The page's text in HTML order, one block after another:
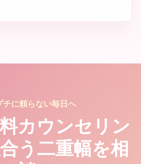
チに頼らない毎日へ
カウンセリン
う二重幅を相